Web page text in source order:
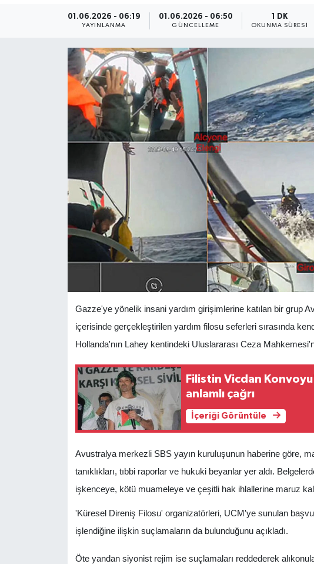
01.06.2026 - 06:19
YAYINLANMA
01.06.2026 - 06:50
GÜNCELLEME
1 DK
OKUNMA SÜRESI
Gazze'ye yönelik insani yardım girişimlerine katılan bir grup
içerisinde gerçekleştirilen yardım filosu seferleri sırasında
Hollanda'nın Lahey kentindeki Uluslararası Ceza
Filistin Vicdan
anlamlı çağrı
İçeriği Görüntüle
Avustralya merkezli SBS yayın kuruluşunun haberine göre,
tanıklıkları, tıbbi raporlar ve hukuki beyanlar yer aldı.
işkenceye, kötü muameleye ve çeşitli hak ihlallerine maruz
'Küresel Direniş Filosu' organizatörleri, UCM'ye sunulan
işlendiğine ilişkin suçlamaların da bulunduğunu açıkladı.
Öte yandan siyonist rejim ise suçlamaları reddederek
Bi̇li̇m & Teknoloji̇